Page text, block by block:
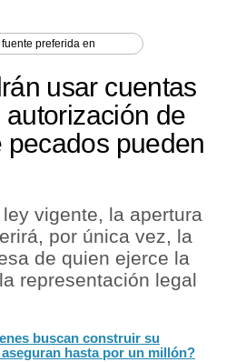
preferida en
usar cuentas
de
pecados pueden
vigente, la apertura
por única vez, la
de quien ejerce la
representación legal
buscan construir su
hasta por un millón?